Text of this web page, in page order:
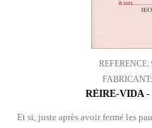
REFERENCE:
FABRICANT:
RÈIRE-VIDA
Et si, juste après avoir fermé les